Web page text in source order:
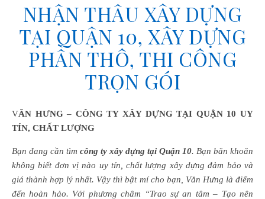
NHẬN THẦU XÂY DỰNG
TẠI QUẬN 10, XÂY DỰNG
PHẦN THÔ, THI CÔNG
TRỌN GÓI
VĂN HƯNG – CÔNG TY XÂY DỰNGTẠI QUẬN 10 UY
TÍN, CHẤT LƯỢNG
Bạn đang cần tìm công ty xây dựng tại Quận 10. Bạn băn khoăn
không biết đơn vị nào uy tín, chất lượng xây dựng đảm bảo và
giá thành hợp lý nhất. Vậy thì bật mí cho bạn, Văn Hưng là điểm
đến hoàn hảo. Với phương châm “Trao sự an tâm – Tạo nên